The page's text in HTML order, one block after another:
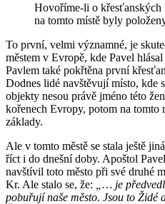
Hovoříme-li o křesťanských
na tomto místě byly
To první, velmi významné, je
městem v Evropě, kde Pavel
Pavlem také pokřtěna první
Dodnes lidé navštěvují místo, kde
objekty nesou právě jméno této
kořenech Evropy, potom na tomto
základy.
Ale v tomto městě se stala ještě
říct i do dnešní doby. Apoštol
navštívil toto město při své druhé
Kr. Ale stalo se, že:
„… je
pobuřují naše město. Jsou to Židé